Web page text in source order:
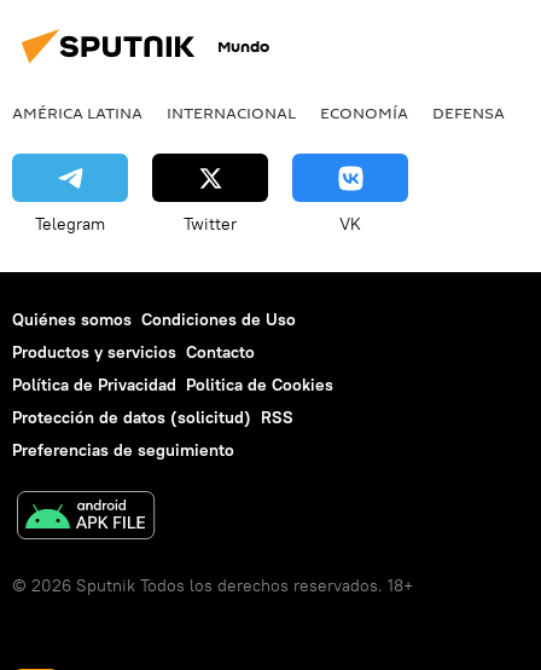
Mundo
AMÉRICA LATINA INTERNACIONAL ECONOMÍA DEFENSA
Telegram Twitter VK
Quiénes somos Condiciones de Uso
Productos y servicios Contacto
Política de Privacidad Politica de Cookies
Protección de datos (solicitud) RSS
Preferencias de seguimiento
© 2026 Sputnik Todos los derechos reservados. 18+